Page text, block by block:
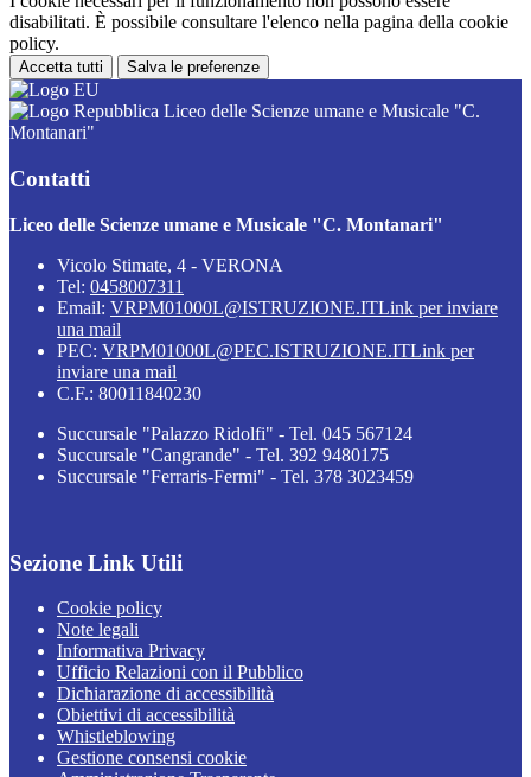
disabilitati. È possibile consultare l'elenco nella pagina della cookie
policy.
Accetta tutti Salva le preferenze
Liceo delle Scienze umane e Musicale "C.
Montanari"
Contatti
Liceo delle Scienze umane e Musicale "C. Montanari"
Vicolo Stimate, 4 - VERONA
Tel: 0458007311
Email: VRPM01000L@ISTRUZIONE.ITLink per inviare
una mail
PEC: VRPM01000L@PEC.ISTRUZIONE.ITLink per
inviare una mail
C.F.: 80011840230
Succursale "Palazzo Ridolfi" - Tel. 045 567124
Succursale "Cangrande" - Tel. 392 9480175
Succursale "Ferraris-Fermi" - Tel. 378 3023459
Sezione Link Utili
Cookie policy
Note legali
Informativa Privacy
Ufficio Relazioni con il Pubblico
Dichiarazione di accessibilità
Obiettivi di accessibilità
Whistleblowing
Gestione consensi cookie